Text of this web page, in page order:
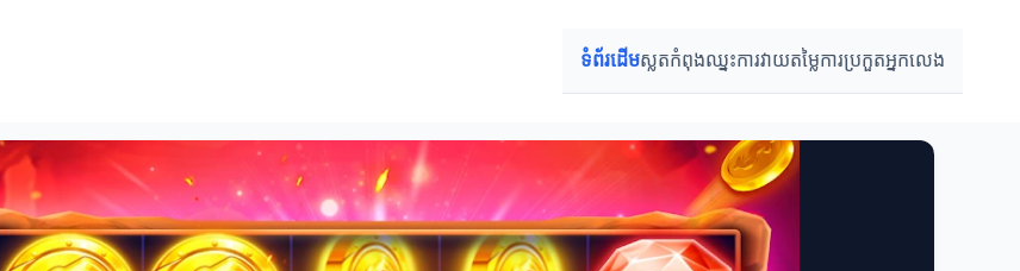
ទំព័រដើមស្លតកំពុងឈ្នះការវាយតម្លៃការប្រកួតអ្នកលេង